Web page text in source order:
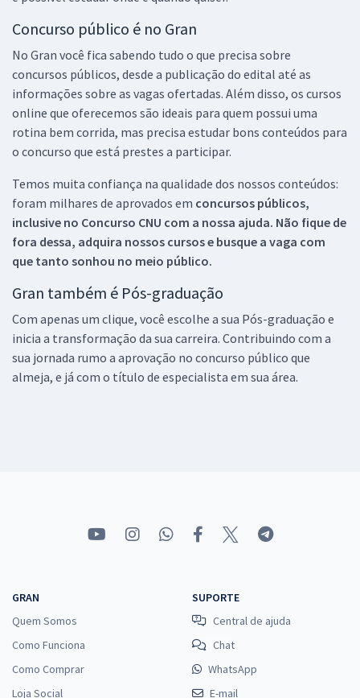
Concurso público é no Gran
No Gran você fica sabendo tudo o que precisa sobre
concursos públicos, desde a publicação do edital até as
informações sobre as vagas ofertadas. Além disso, os cursos
online que oferecemos são ideais para quem possui uma
rotina bem corrida, mas precisa estudar bons conteúdos para
o concurso que está prestes a participar.
Temos muita confiança na qualidade dos nossos conteúdos:
foram milhares de aprovados em concursos públicos,
inclusive no Concurso CNU com a nossa ajuda. Não fique de
fora dessa, adquira nossos cursos e busque a vaga com
que tanto sonhou no meio público.
Gran também é Pós-graduação
Com apenas um clique, você escolhe a sua Pós-graduação e
inicia a transformação da sua carreira. Contribuindo com a
sua jornada rumo a aprovação no concurso público que
almeja, e já com o título de especialista em sua área.
GRAN
Quem Somos
Como Funciona
Como Comprar
Loja Social
SUPORTE
Central de ajuda
Chat
WhatsApp
E-mail